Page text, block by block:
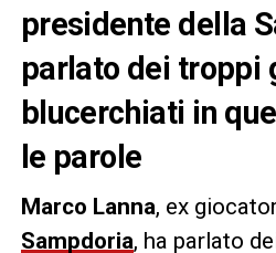
presidente della
parlato dei troppi
blucerchiati in
le parole
Marco Lanna, ex
Sampdoria, ha parlato